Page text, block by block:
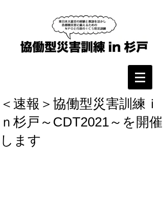
＜速報＞協働型災害訓練ｉ
ｎ杉戸～CDT2021～を開催
します